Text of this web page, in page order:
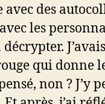
avec des
les
J’avais
qui donne
non ? J’y